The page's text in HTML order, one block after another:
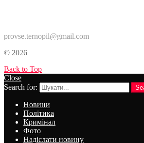
provse.ternopil@gmail.com
© 2026
Back to Top
Close
Search for:
Новини
Політика
Кримінал
Фото
Надіслати новину